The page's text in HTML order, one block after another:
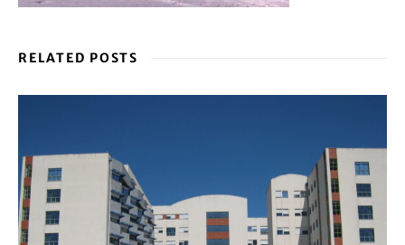
RELATED POSTS